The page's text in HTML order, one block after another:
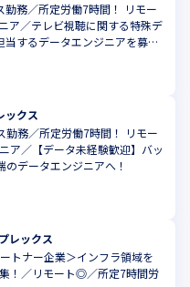
務／所定労働7時間！ リモー
ア／テレビ視聴に関する特殊デ
するデータエンジニアを募
ックス
勤務／所定労働7時間！ リモー
ア／【データ未経験歓迎】バッ
データエンジニアへ！
レックス
トナー企業＞インフラ領域を
！／リモート◎／所定7時間労